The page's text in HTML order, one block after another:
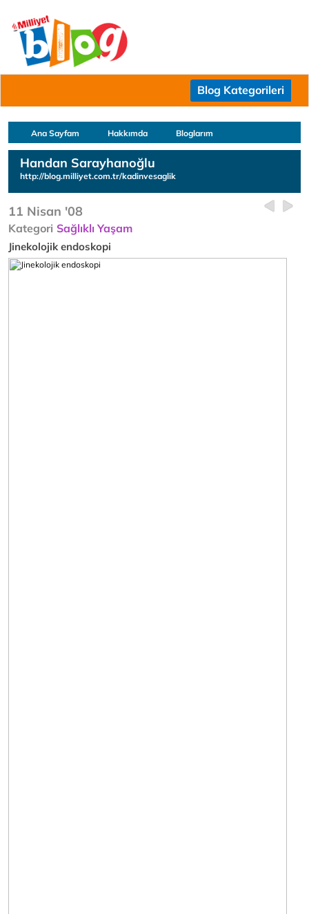
Blog Kategorileri
Ana Sayfam Hakkımda Bloglarım
Handan Sarayhanoğlu
http://blog.milliyet.com.tr/kadinvesaglik
11 Nisan '08
Kategori Sağlıklı Yaşam
Jinekolojik endoskopi